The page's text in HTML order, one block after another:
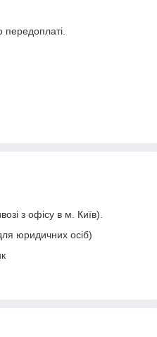
передоплаті.
з офісу в м. Київ).
юридичних осіб)